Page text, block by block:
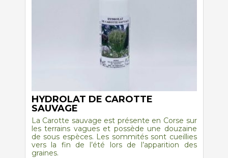
HYDROLAT DE CAROTTE
SAUVAGE
La Carotte sauvage est présente en Corse sur
les terrains vagues et possède une douzaine
de sous espèces. Les sommités sont cueillies
vers la fin de l’été lors de l’apparition des
graines.